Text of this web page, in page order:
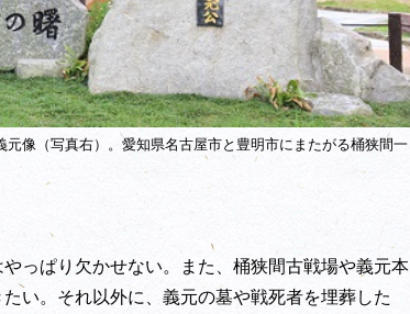
像（写真右）。愛知県名古屋市と豊明市にまたがる桶狭間一
っぱり欠かせない。また、桶狭間古戦場や義元本
い。それ以外に、義元の墓や戦死者を埋葬した